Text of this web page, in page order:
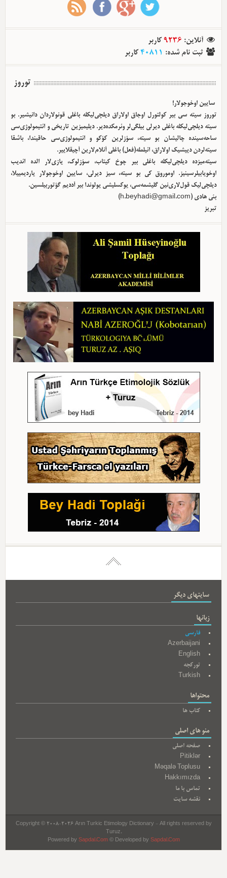
آنلاین:
9236 کاربر
ثبت نام شده:
40811 کاربر
توروز
سایین اوخوجولار!
توروز سیته سی بیر کولتورل اوجاق اولا‌راق دیلچی‌لیکله باغلی قونولاردان دانیشیر. بو
سیته دیلچی‌لیکله باغلی دیرلی بیلگی‌لر وئرمکده‌دیر. دیلیمیزین تاریخی و ائتیمولوژی‌سی
ساحه‌سینده چالیشان بو سیته، سؤزلرین کؤکو و ائتیمولوژی‌سی حاقیندا، باشقا
سیته‌لردن دییشیک اولا‌راق، ائیلمله(فعل) باغلی آنلام‌لارین آچیقلاییر.
سیته‌میزده دیلچی‌لیکله باغلی بیر چوخ کیتاب، سؤزلوک، یازی‌لار الده ائدیب
اوخویابیلرسینیز. اوموروق کی بو سیته، سیز دیرلی، سایین اوخوجولار یاردیمییلا،
دیلچی‌لیک قول‌لاری‌نین گلیشمه‌سی، یوکسلیشی یولوندا بیر آددیم گؤتوربیلسین.
بئی هادی (h.beyhadi@gmail.com
)
تبریز
سایتهای دیگر
زبانها
فارسی
Azerbaijani
English
تورکجه
Turkish
محتواها
کتاب ها
منو های اصلی
صفحه اصلی
Pitiklər
Məqalə Toplusu
Hakkımızda
تماس با ما
نقشه سایت
Copyright © 2008-2026 Arın Turkic Etimology Dictionary - All rights reserved by
Turuz.
Powered by Sapdal.Com© Developed by Sapdal.Com